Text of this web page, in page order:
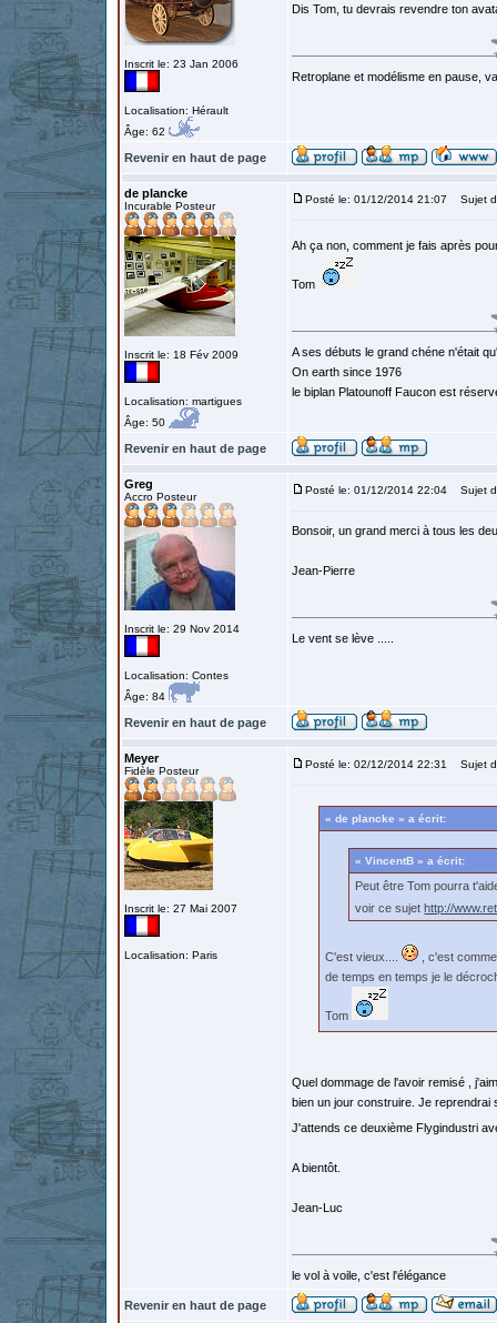
Inscrit le: 23 Jan 2006
Localisation: Hérault
Âge: 62
Dis Tom, tu devrais revendre ton
Retroplane et modélisme en pause,
Revenir en haut de page
de plancke
Incurable Posteur
Inscrit le: 18 Fév 2009
Localisation: martigues
Âge: 50
Posté le: 01/12/2014 21:07 Sujet
Ah ça non, comment je fais après
Tom
A ses débuts le grand chéne n'était
On earth since 1976
le biplan Platounoff Faucon est
Revenir en haut de page
Greg
Accro Posteur
Inscrit le: 29 Nov 2014
Localisation: Contes
Âge: 84
Posté le: 01/12/2014 22:04 Sujet
Bonsoir, un grand merci à tous les
Jean-Pierre
Le vent se lève .....
Revenir en haut de page
Meyer
Fidèle Posteur
Inscrit le: 27 Mai 2007
Localisation: Paris
Posté le: 02/12/2014 22:31 Sujet
« de plancke » a écrit:
« VincentB » a écrit:
Peut être Tom pourra
voir ce sujethttp://
C'est vieux....
, c'est
de temps en temps je le
Tom
Quel dommage de l'avoir remisé ,
bien un jour construire. Je reprendrai
J'attends ce deuxième Flygindustri
A bientôt.
Jean-Luc
le vol à voile, c'est l'élégance
Revenir en haut de page